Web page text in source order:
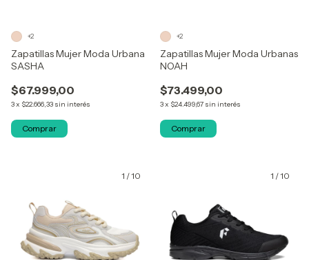
Zapatillas Mujer Moda Urbana
SASHA
$67.999,00
3x $22.666,33 sin interés
+2
Comprar
Zapatillas Mujer Moda Urbanas
NOAH
$73.499,00
3x $24.499,67 sin interés
+2
Comprar
1 /10 1 /10